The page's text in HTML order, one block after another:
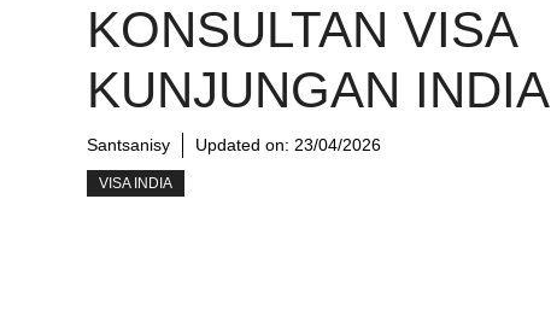
KONSULTAN VISA
KUNJUNGAN INDIA
Santsanisy Updated on: 23/04/2026
VISA INDIA